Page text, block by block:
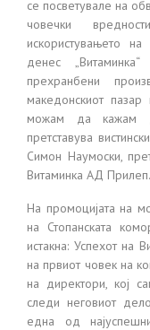
се посветувале на
човечки
искористувањето
денес
прехранбени
македонскиот
можам да кажам
претставува
Симон Наумоски,
Витаминка АД Прилеп.
На промоцијата на
на Стопанската
истакна: Успехот на
на првиот човек на
на директори, кој
следи неговиот
една од